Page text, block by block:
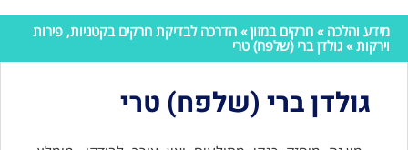
מידע והלכה » חרקים במזון» הדרכה לבדיקת חרקים בקטניות, פירות
וירקות» גולדן ברי (שלפח) טרי
גולדן ברי (שלפח) טרי